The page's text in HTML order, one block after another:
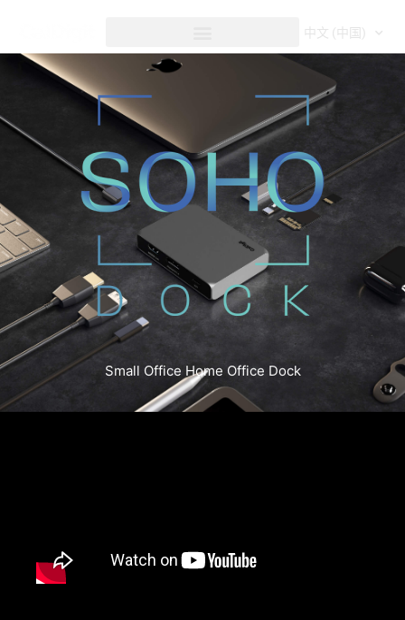
中文 (中国)
USB-C | SOHO Dock
Small Office Home Office Dock